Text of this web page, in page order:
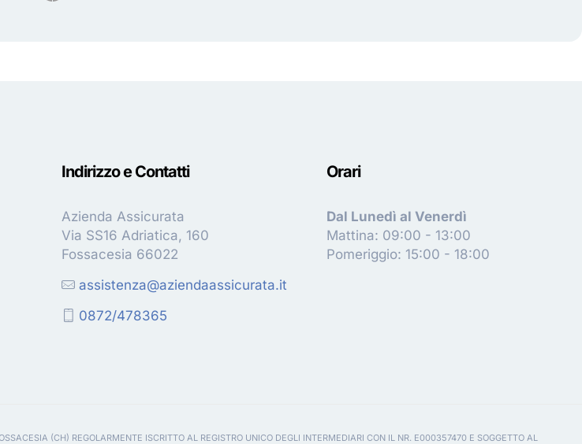
Indirizzo e Contatti
Azienda Assicurata
Via SS16 Adriatica, 160
Fossacesia 66022
assistenza@aziendaassicurata.it
0872/478365
Orari
Dal Lunedì al Venerdì
Mattina: 09:00 - 13:00
Pomeriggio: 15:00 - 18:00
(CH) REGOLARMENTE ISCRITTO AL REGISTRO UNICO DEGLI INTERMEDIARI CON IL NR. E000357470 E SOGGETTO AL